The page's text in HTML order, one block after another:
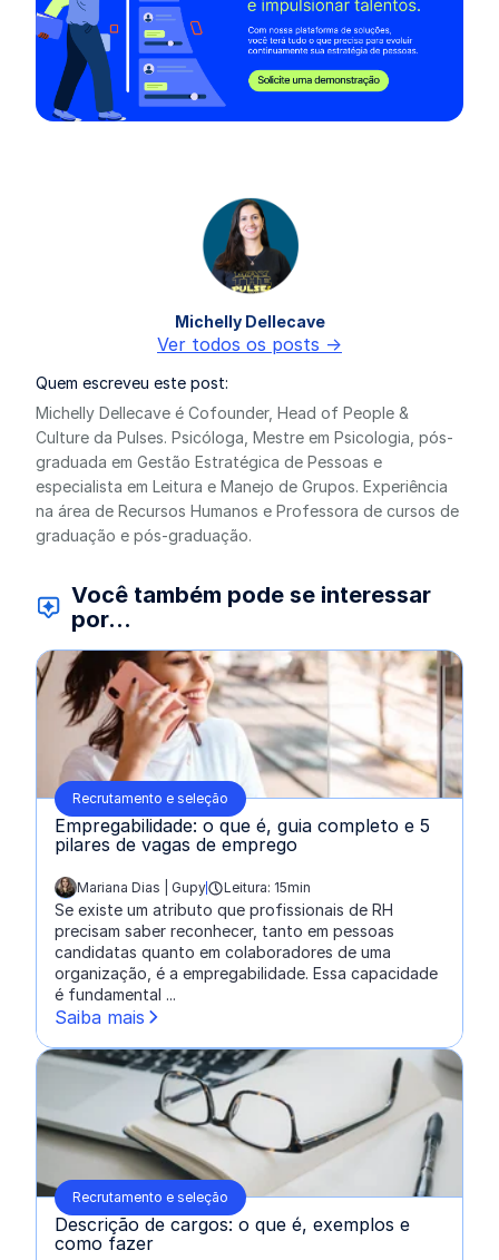
Michelly Dellecave
Ver todos os posts ->
Quem escreveu este post:
Michelly Dellecave é Cofounder, Head of People &
Culture da Pulses. Psicóloga, Mestre em Psicologia, pós-
graduada em Gestão Estratégica de Pessoas e
especialista em Leitura e Manejo de Grupos. Experiência
na área de Recursos Humanos e Professora de cursos de
graduação e pós-graduação.
Você também pode se interessar
por...
Recrutamento e seleção
Empregabilidade: o que é, guia completo e 5
pilares de vagas de emprego
escrito por:
Mariana Dias | Gupy Leitura: 15min
Se existe um atributo que profissionais de RH
precisam saber reconhecer, tanto em pessoas
candidatas quanto em colaboradores de uma
organização, é a empregabilidade. Essa capacidade
é fundamental ...
Saiba mais
Recrutamento e seleção
Descrição de cargos: o que é, exemplos e
como fazer